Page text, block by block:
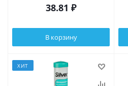
38.81 ₽
В корзину
ХИТ